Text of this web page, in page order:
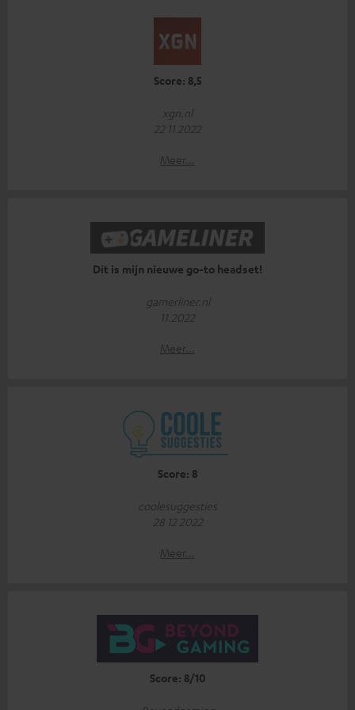
Score: 8,5
xgn.nl
22 11 2022
Meer...
Dit is mijn nieuwe go-to headset!
gamerliner.nl
11.2022
Meer...
Score: 8
coolesuggesties
28 12 2022
Meer...
Score: 8/10